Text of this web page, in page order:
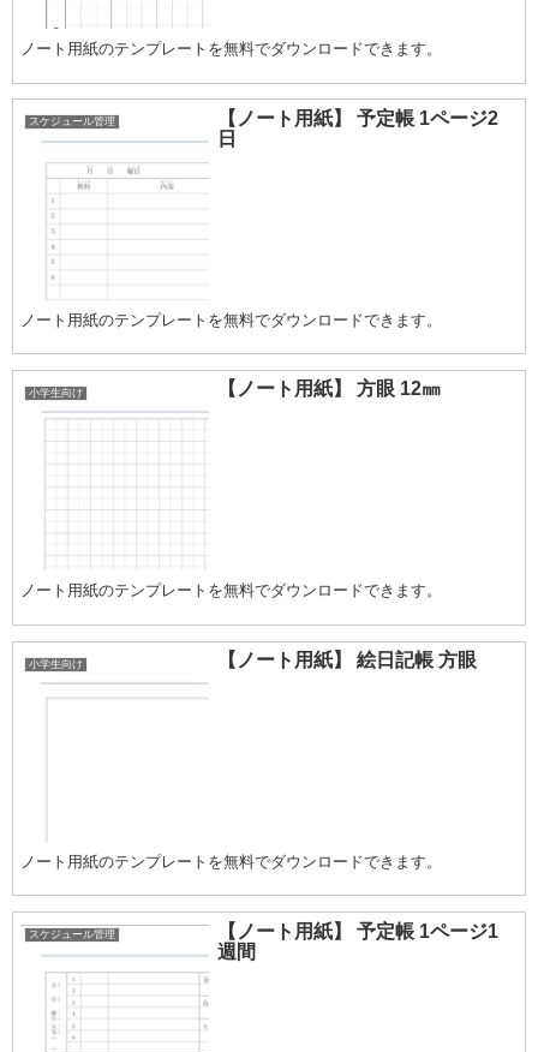
ノート用紙のテンプレートを無料でダウンロードできます。
スケジュール管理
【ノート用紙】 予定帳 1ページ2
日
ノート用紙のテンプレートを無料でダウンロードできます。
小学生向け 【ノート用紙】 方眼 12㎜
ノート用紙のテンプレートを無料でダウンロードできます。
小学生向け 【ノート用紙】 絵日記帳 方眼
ノート用紙のテンプレートを無料でダウンロードできます。
スケジュール管理
【ノート用紙】 予定帳 1ページ1
週間